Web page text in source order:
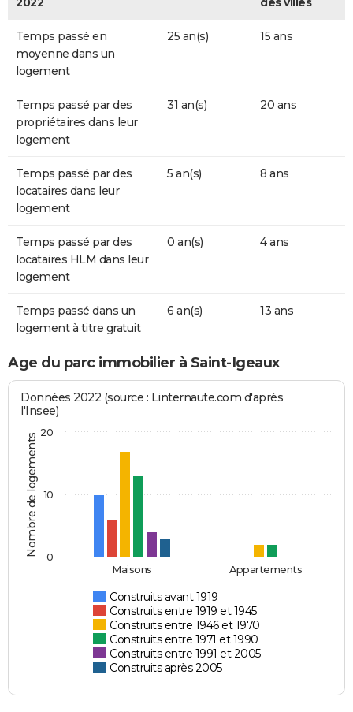
Temps passé en
moyenne dans un
logement
25 an(s) 15 ans
Temps passé par des
propriétaires dans leur
logement
31 an(s) 20 ans
Temps passé par des
locataires dans leur
logement
5 an(s) 8 ans
Temps passé par des
locataires HLM dans leur
logement
0 an(s) 4 ans
Temps passé dans un
logement à titre gratuit
6 an(s) 13 ans
Age du parc immobilier à Saint-Igeaux
Nombre de logements
Données 2022 (source : Linternaute.com d'après
l'Insee)
Construits avant 1919
Construits entre 1919 et 1945
Construits entre 1946 et 1970
Construits entre 1971 et 1990
Construits entre 1991 et 2005
Construits après 2005
Maisons Appartements
0
10
20